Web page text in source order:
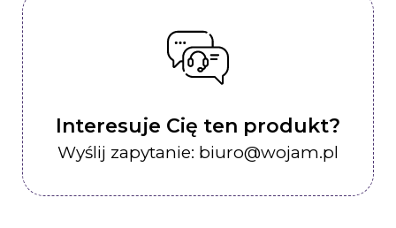
Interesuje Cię ten produkt?
Wyślij zapytanie: biuro@wojam.pl